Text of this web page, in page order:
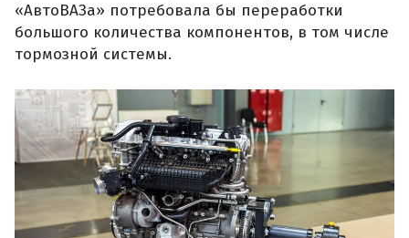
«АвтоВАЗа» потребовала бы переработки
большого количества компонентов, в том числе
тормозной системы.